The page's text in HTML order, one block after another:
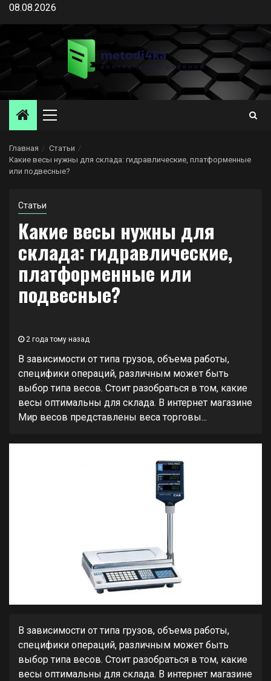
Перейти
содержимому
08.08.2026
Основное
Главная
Статьи
Какие весы нужны для склада: гидравлические, платформенные
или подвесные?
Статьи
Какие весы нужны для
склада: гидравлические,
платформенные или
подвесные?
2 года тому назад
В зависимости от типа грузов, объема работы,
специфики операций, различным может быть
выбор типа весов. Стоит разобраться в том, какие
весы оптимальны для склада. В интернет магазине
Мир весов представлены веса торговы...
В зависимости от типа грузов, объема работы,
специфики операций, различным может быть
выбор типа весов. Стоит разобраться в том, какие
весы оптимальны для склада. В интернет магазине